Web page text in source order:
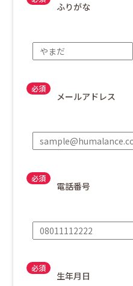
ふりがな
メールアドレス
電話番号
生年月日